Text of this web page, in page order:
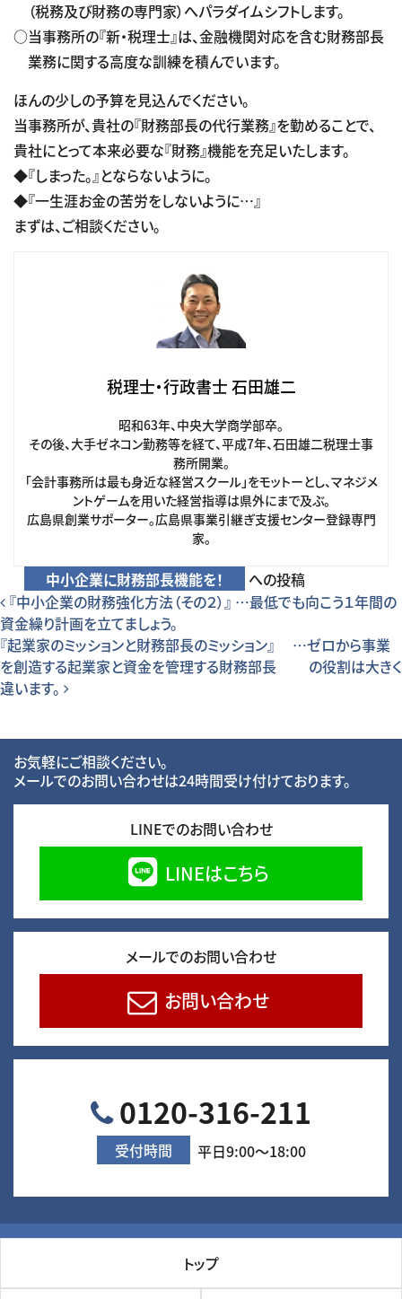
（税務及び財務の専門家）へパラダイムシフトします。
○当事務所の『新・税理士』は、金融機関対応を含む財務部長
業務に関する高度な訓練を積んでいます。
ほんの少しの予算を見込んでください。
当事務所が、貴社の『財務部長の代行業務』を勤めることで、
貴社にとって本来必要な『財務』機能を充足いたします。
◆『しまった。』とならないように。
◆『一生涯お金の苦労をしないように…』
まずは、ご相談ください。
税理士・行政書士 石田雄二
昭和63年、中央大学商学部卒。
その後、大手ゼネコン勤務等を経て、平成7年、石田雄二税理士事
務所開業。
「会計事務所は最も身近な経営スクール」をモットーとし、マネジメ
ントゲームを用いた経営指導は県外にまで及ぶ。
広島県創業サポーター。広島県事業引継ぎ支援センター登録専門
家。
中小企業に財務部長機能を！ への投稿
投稿ナビゲーション
『中小企業の財務強化方法（その２）』 …最低でも向こう１年間の
資金繰り計画を立てましょう。
『起業家のミッションと財務部長のミッション』 …ゼロから事業
を創造する起業家と資金を管理する財務部長 の役割は大きく
違います。
お気軽にご相談ください。
メールでのお問い合わせは24時間受け付けております。
LINEでのお問い合わせ
LINEはこちら
メールでのお問い合わせ
お問い合わせ
0120-316-211
受付時間 平日9:00～18:00
トップ